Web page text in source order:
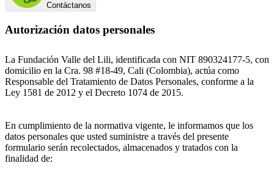
Contáctanos
Autorización datos personales
La Fundación Valle del Lili, identificada con NIT 890324177-5, con
domicilio en la Cra. 98 #18-49, Cali (Colombia), actúa como
Responsable del Tratamiento de Datos Personales, conforme a la
Ley 1581 de 2012 y el Decreto 1074 de 2015.
En cumplimiento de la normativa vigente, le informamos que los
datos personales que usted suministre a través del presente
formulario serán recolectados, almacenados y tratados con la
finalidad de: